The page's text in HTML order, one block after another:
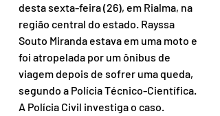
desta sexta-feira (26), em Rialma, na
região central do estado. Rayssa
Souto Miranda estava em uma moto e
foi atropelada por um ônibus de
viagem depois de sofrer uma queda,
segundo a Polícia Técnico-Científica.
A Polícia Civil investiga o caso.